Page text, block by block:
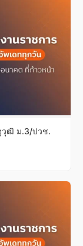
วุฒิ ม.3/ปวช.